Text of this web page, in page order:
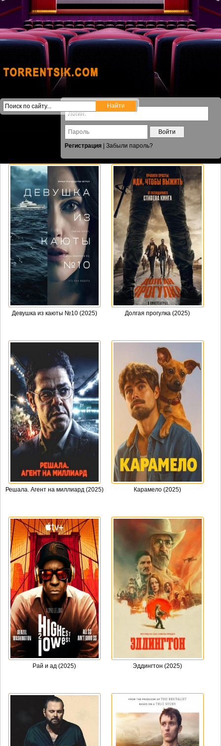
Войти
Регистрация
Забыли пароль?
Девушка из каюты №10 (2025) Долгая прогулка (2025)
Решала. Агент на миллиард (2025) Карамело (2025)
Рай и ад (2025) Эддингтон (2025)